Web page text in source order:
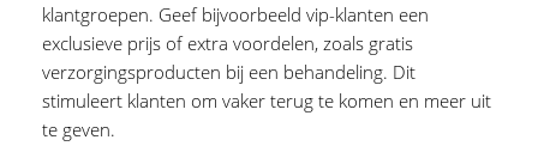
klantgroepen. Geef bijvoorbeeld vip-klanten een
exclusieve prijs of extra voordelen, zoals gratis
verzorgingsproducten bij een behandeling. Dit
stimuleert klanten om vaker terug te komen en meer uit
te geven.